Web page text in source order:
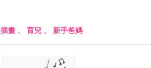
插畫 、 育兒 、 新手爸媽